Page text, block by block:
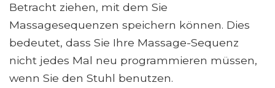
Betracht ziehen, mit dem Sie
Massagesequenzen speichern können. Dies
bedeutet, dass Sie Ihre Massage-Sequenz
nicht jedes Mal neu programmieren müssen,
wenn Sie den Stuhl benutzen.